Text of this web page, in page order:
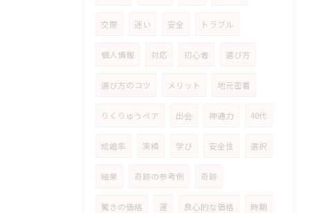
交際 迷い 安全 トラブル
個人情報 対応 初心者 選び方
選び方のコツ メリット 地元密着
りくりゅうペア 出会 神通力 40代
成婚率 実績 学び 安全性 選択
結果 奇跡の参考例 奇跡
驚きの価格 運 良心的な価格 時期